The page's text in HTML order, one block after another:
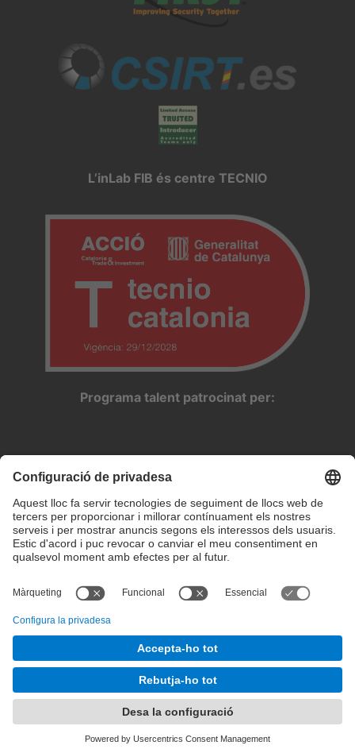
L’inLab FIB és centre TECNIO
Programa talent patrocinat per:
Configuració de privadesa
Condicions d’ús